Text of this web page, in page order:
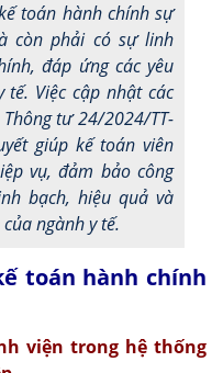
toán hành chính sự
còn phải có sự linh
đáp ứng các yêu
Việc cập nhật các
tư 24/2024/TT-
giúp kế toán viên
vụ, đảm bảo công
bạch, hiệu quả và
ngành y tế.
toán hành chính
viện trong hệ thống